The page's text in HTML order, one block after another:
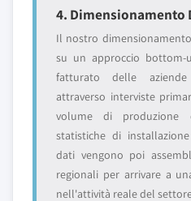
4. Dimensionamento
Il nostro
su un approccio
fatturato delle
attraverso interviste
volume di
statistiche di
dati vengono poi
regionali per arrivare a
nell'attività reale del